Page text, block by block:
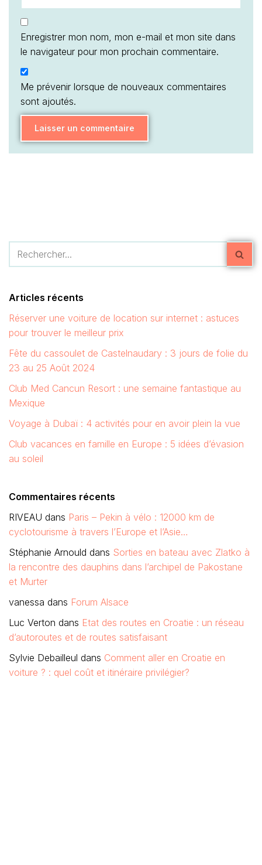
Enregistrer mon nom, mon e-mail et mon site dans
le navigateur pour mon prochain commentaire.
Me prévenir lorsque de nouveaux commentaires
sont ajoutés.
Articles récents
Réserver une voiture de location sur internet : astuces
pour trouver le meilleur prix
Fête du cassoulet de Castelnaudary : 3 jours de folie du
23 au 25 Août 2024
Club Med Cancun Resort : une semaine fantastique au
Mexique
Voyage à Dubaï : 4 activités pour en avoir plein la vue
Club vacances en famille en Europe : 5 idées d’évasion
au soleil
Commentaires récents
RIVEAU dans Paris – Pekin à vélo : 12000 km de
cyclotourisme à travers l’Europe et l’Asie…
Stéphanie Arnould dans Sorties en bateau avec Zlatko à
la rencontre des dauphins dans l’archipel de Pakostane
et Murter
vanessa dans Forum Alsace
Luc Verton dans Etat des routes en Croatie : un réseau
d’autoroutes et de routes satisfaisant
Sylvie Debailleul dans Comment aller en Croatie en
voiture ? : quel coût et itinéraire privilégier?